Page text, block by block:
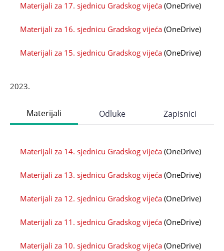
Materijali za 17. sjednicu Gradskog vijeća (OneDrive)
Materijali za 16. sjednicu Gradskog vijeća (OneDrive)
Materijali za 15. sjednicu Gradskog vijeća (OneDrive)
2023.
Materijali Odluke Zapisnici
Materijali za 14. sjednicu Gradskog vijeća (OneDrive)
Materijali za 13. sjednicu Gradskog vijeća (OneDrive)
Materijali za 12. sjednicu Gradskog vijeća (OneDrive)
Materijali za 11. sjednicu Gradskog vijeća (OneDrive)
Materijali za 10. sjednicu Gradskog vijeća (OneDrive)